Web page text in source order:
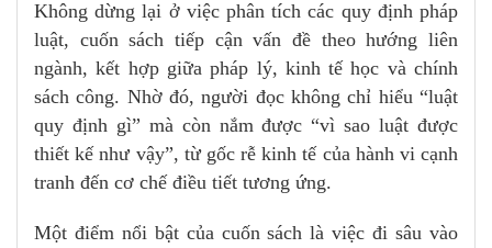
Không dừng lại ở việc phân tích các quy định pháp
luật, cuốn sách tiếp cận vấn đề theo hướng liên
ngành, kết hợp giữa pháp lý, kinh tế học và chính
sách công. Nhờ đó, người đọc không chỉ hiểu “luật
quy định gì” mà còn nắm được “vì sao luật được
thiết kế như vậy”, từ gốc rễ kinh tế của hành vi cạnh
tranh đến cơ chế điều tiết tương ứng.
Một điểm nổi bật của cuốn sách là việc đi sâu vào